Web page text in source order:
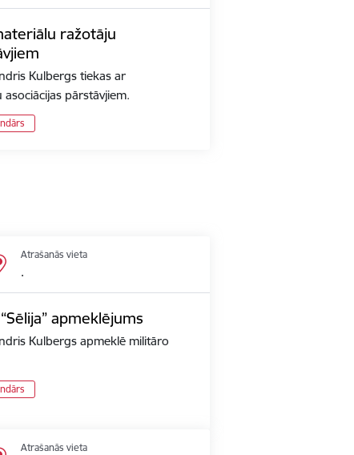
ražotāju
Kulbergs tiekas ar
pārstāvjiem.
Atrašanās vieta
.
apmeklējums
Kulbergs apmeklē militāro
Atrašanās vieta